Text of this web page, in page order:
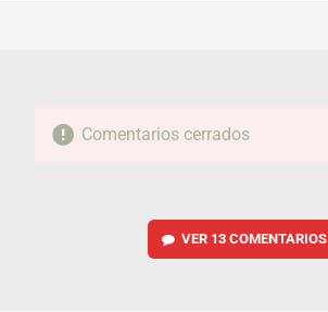
Comentarios cerrados
VER 13 COMENTARIOS